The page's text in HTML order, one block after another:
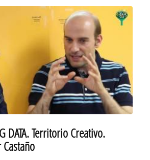
DATA. Territorio Creativo.